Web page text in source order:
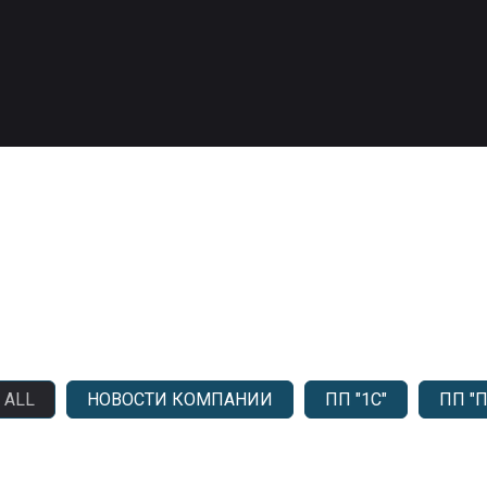
ALL НОВОСТИ КОМПАНИИ ПП "1С" ПП